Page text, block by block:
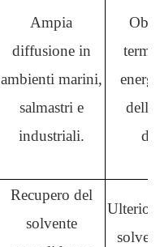
Ampia
diffusione in
ambienti marini,
salmastri e
industriali.
Recupero del
solvente